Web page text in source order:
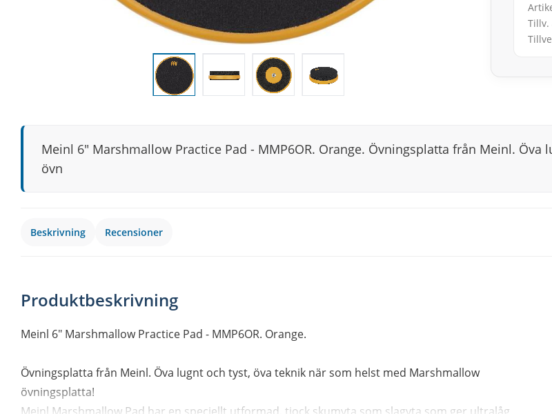
Meinl 6" Marshmallow Practice Pad - MMP6OR. Orange. Övningsplatta från Meinl.
övn
Beskrivning Recensioner
Produktbeskrivning
Meinl 6" Marshmallow Practice Pad - MMP6OR. Orange.
Övningsplatta från Meinl. Öva lugnt och tyst, öva teknik när som helst med Marshmallow
övningsplatta!